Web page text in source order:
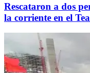
Rescataron a dos
la corriente en el